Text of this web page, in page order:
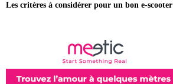
Les critères à considérer pour un bon e-scooter